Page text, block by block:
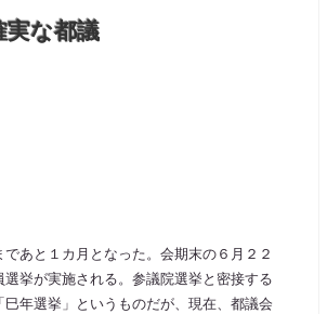
実な都議
あと１カ月となった。会期末の６月２２
選挙が実施される。参議院選挙と密接する
巳年選挙」というものだが、現在、都議会